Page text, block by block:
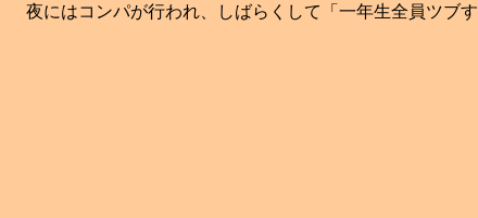
夜にはコンパが行われ、しばらくして「一年生全員ツブ